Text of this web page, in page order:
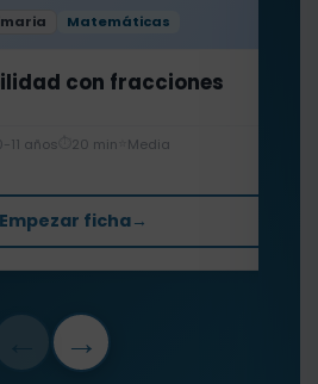
Matemáticas
con fracciones
11 años 20 min Media
Empezar ficha→
→